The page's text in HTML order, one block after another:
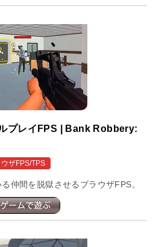
プレイFPS | Bank Robbery:
ウザFPS/TPS
仲間を脱獄させるブラウザFPS。